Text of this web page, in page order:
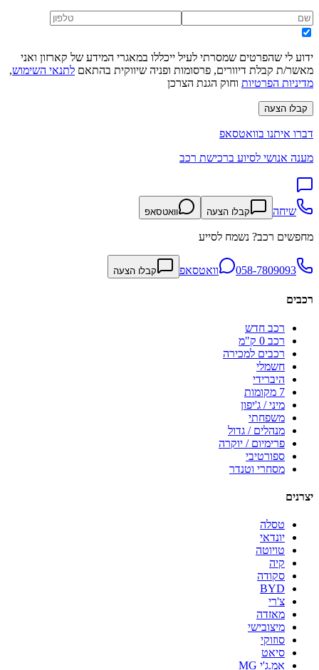
ידוע לי שהפרטים שמסרתי לעיל ייכללו במאגרי המידע של קארזון ואני
מאשר/ת קבלת דיוורים, פרסומות ופניה שיווקית בהתאם לתנאי השימוש,
מדיניות הפרטיות וחוק הגנת הצרכן
קבלו הצעה
דברו איתנו בוואטסאפ
מענה אנושי לסיוע ברכישת רכב
שיחה קבלו הצעה וואטסאפ
מחפשים רכב? נשמח לסייע
058-7809093 וואטסאפ קבלו הצעה
רכבים
רכב חדש
רכב 0 ק"מ
רכבים למכירה
חשמלי
היברידי
7 מקומות
מיני / ג'יפון
משפחתי
מנהלים / גדול
פרימיום / יוקרה
ספורטיבי
מסחרי וטנדר
יצרנים
טסלה
יונדאי
טויוטה
קיה
סקודה
BYD
צ'רי
מאזדה
מיצובישי
סוזוקי
סיאט
אמ.ג'י MG